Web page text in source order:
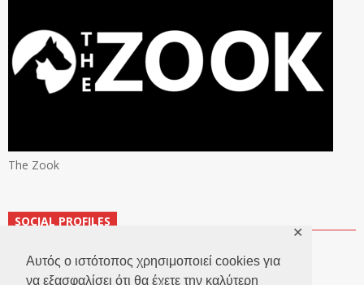
Αυτός ο ιστότοπος χρησιμοποιεί cookies για
να εξασφαλίσει ότι θα έχετε την καλύτερη
✕
The Zook
SOCIAL PROFILES